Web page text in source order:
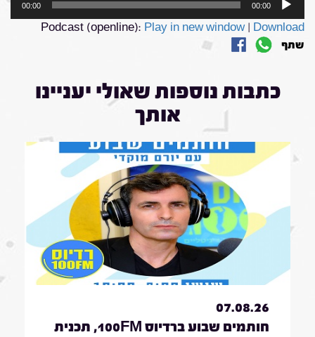
00:00
00:00
Podcast (openline): Play in new window| Download
שתף
כתבות נוספות שאולי יעניינו
אותך
07.08.26
חותמים שבוע ברדיוס 100FM, תכנית